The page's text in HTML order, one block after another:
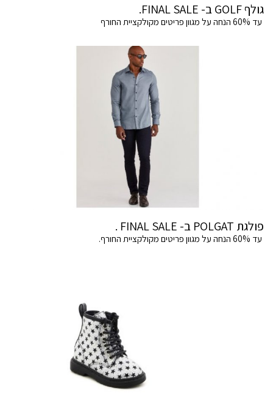
גולף GOLF ב- FINAL SALE.
עד 60% הנחה על מגוון פריטים מקולקציית החורף
פולגת POLGAT ב- FINAL SALE .
עד 60% הנחה על מגוון פריטים מקולקציית החורף.